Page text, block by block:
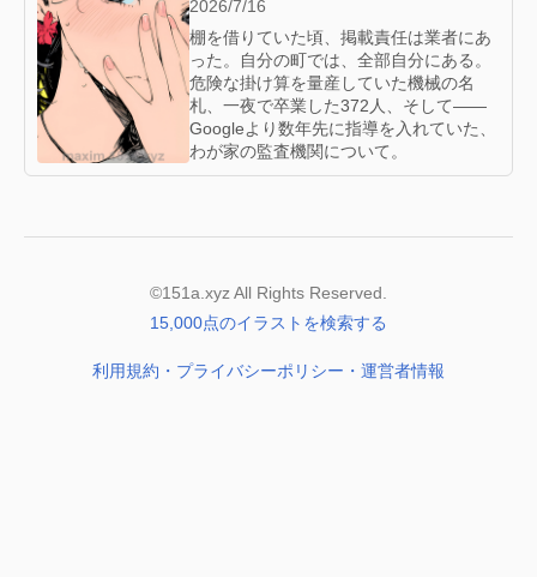
2026/7/16
棚を借りていた頃、掲載責任は業者にあ
った。自分の町では、全部自分にある。
危険な掛け算を量産していた機械の名
札、一夜で卒業した372人、そして——
Googleより数年先に指導を入れていた、
わが家の監査機関について。
©151a.xyz All Rights Reserved.
15,000点のイラストを検索する
利用規約・プライバシーポリシー・運営者情報